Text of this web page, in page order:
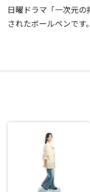
日曜ドラマ「一次元
されたボールペンです。